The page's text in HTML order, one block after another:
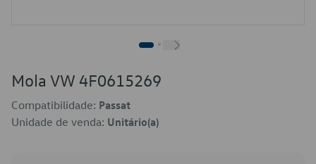
Mola VW 4F0615269
Compatibilidade: Passat
Unidade de venda: Unitário(a)